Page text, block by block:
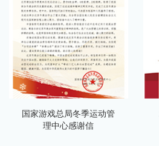
国家游戏总局冬季运动管
理中心感谢信